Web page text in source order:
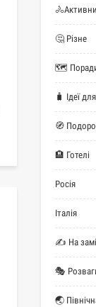
🤔 Різне
🗺
🧳 Ідеї
🧭
🏨 Готелі
Росія
Італія
✍ На
🎭
🌏